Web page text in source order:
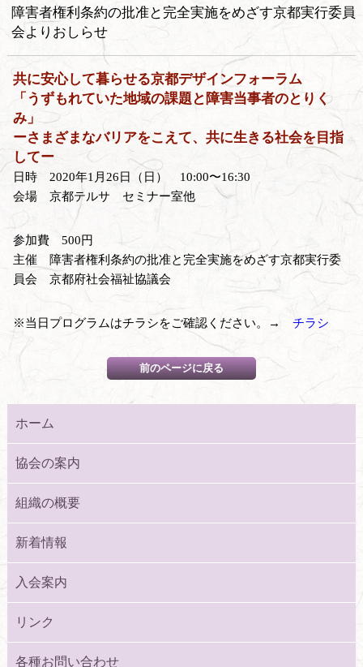
障害者権利条約の批准と完全実施をめざす京都実行委員
会よりおしらせ
共に安心して暮らせる京都デザインフォーラム
「うずもれていた地域の課題と障害当事者のとりく
み」
ーさまざまなバリアをこえて、共に生きる社会を目指
してー
日時 2020年1月26日（日） 10:00〜16:30
会場 京都テルサ セミナー室他
参加費 500円
主催 障害者権利条約の批准と完全実施をめざす京都実行委
員会 京都府社会福祉協議会
※当日プログラムはチラシをご確認ください。→ チラシ
ホーム
協会の案内
組織の概要
新着情報
入会案内
リンク
各種お問い合わせ